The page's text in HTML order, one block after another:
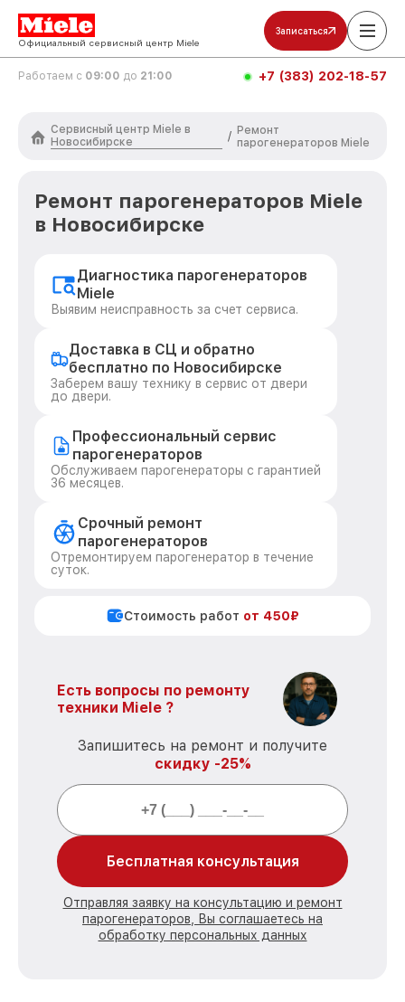
Официальный сервисный центр Miele
Записаться
Работаем с 09:00 до 21:00 +7 (383) 202-18-57
Сервисный центр Miele в
Новосибирске
/ Ремонт
парогенераторов Miele
Ремонт парогенераторов Miele
в Новосибирске
Диагностика парогенераторов
Miele
Выявим неисправность за счет сервиса.
Доставка в СЦ и обратно
бесплатно по Новосибирске
Заберем вашу технику в сервис от двери
до двери.
Профессиональный сервис
парогенераторов
Обслуживаем парогенераторы с гарантией
36 месяцев.
Срочный ремонт
парогенераторов
Отремонтируем парогенератор в течение
суток.
Стоимость работ от 450₽
Есть вопросы по ремонту
техники Miele ?
Запишитесь на ремонт и получите
скидку -25%
Бесплатная консультация
Отправляя заявку на консультацию и ремонт
парогенераторов, Вы соглашаетесь на
обработку персональных данных